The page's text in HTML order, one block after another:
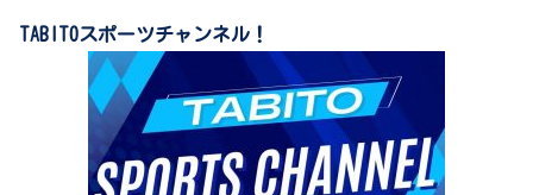
TABITOスポーツチャンネル！